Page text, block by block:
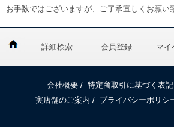
お手数ではございますが、ご了承宜しくお願い
詳細検索 会員登録 マイ
会社概要 / 特定商取引に基づく表記
実店舗のご案内 / プライバシーポリシ